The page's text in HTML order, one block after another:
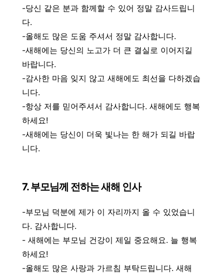
-당신 같은 분과 함께할 수 있어 정말 감사드립니
다.
-올해도 많은 도움 주셔서 정말 감사합니다.
-새해에는 당신의 노고가 더 큰 결실로 이어지길
바랍니다.
-감사한 마음 잊지 않고 새해에도 최선을 다하겠습
니다.
-항상 저를 믿어주셔서 감사합니다. 새해에도 행복
하세요!
-새해에는 당신이 더욱 빛나는 한 해가 되길 바랍
니다.
7. 부모님께 전하는 새해 인사
-부모님 덕분에 제가 이 자리까지 올 수 있었습니
다. 감사합니다.
- 새해에는 부모님 건강이 제일 중요해요. 늘 행복
하세요!
-올해도 많은 사랑과 가르침 부탁드립니다. 새해